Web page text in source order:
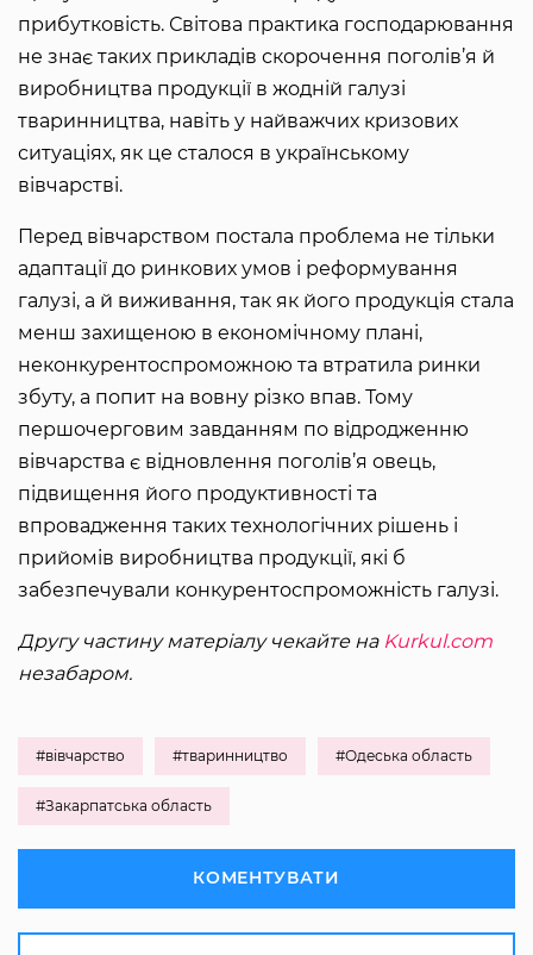
прибутковість. Світова практика господарювання
не знає таких прикладів скорочення поголів’я й
виробництва продукції в жодній галузі
тваринництва, навіть у найважчих кризових
ситуаціях, як це сталося в українському
вівчарстві.
Перед вівчарством постала проблема не тільки
адаптації до ринкових умов і реформування
галузі, а й виживання, так як його продукція стала
менш захищеною в економічному плані,
неконкурентоспроможною та втратила ринки
збуту, а попит на вовну різко впав. Тому
першочерговим завданням по відродженню
вівчарства є відновлення поголів’я овець,
підвищення його продуктивності та
впровадження таких технологічних рішень і
прийомів виробництва продукції, які б
забезпечували конкурентоспроможність галузі.
Другу частину матеріалу чекайте на Kurkul.com
незабаром.
#вівчарство #тваринництво #Одеська область
#Закарпатська область
КОМЕНТУВАТИ